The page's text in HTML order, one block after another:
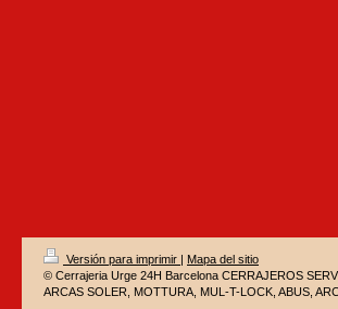
Versión para imprimir | Mapa del sitio
© Cerrajeria Urge 24H Barcelona CERRAJEROS
ARCAS SOLER, MOTTURA, MUL-T-LOCK, ABUS,